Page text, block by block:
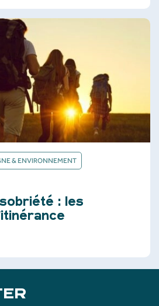
& ENVIRONNEMENT
: les